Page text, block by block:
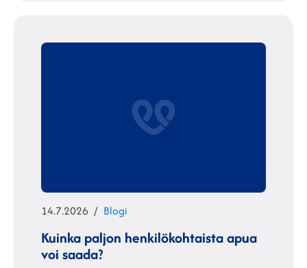
Julkaistu
14.7.2026 Kategoriat
Blogi
Kuinka paljon henkilökohtaista apua
voi saada?